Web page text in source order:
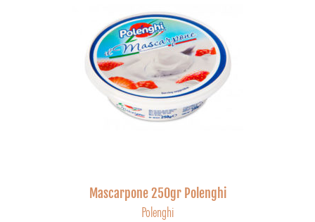
Mascarpone 250gr Polenghi
Polenghi